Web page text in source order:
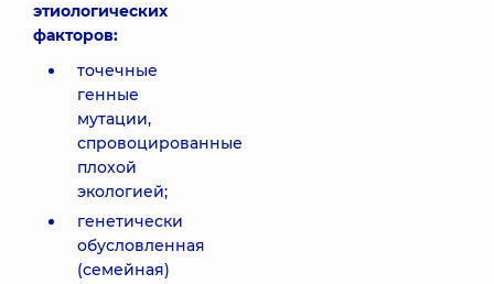
этиологических
факторов:
точечные
генные
мутации,
спровоцированные
плохой
экологией;
генетически
обусловленная
(семейная)